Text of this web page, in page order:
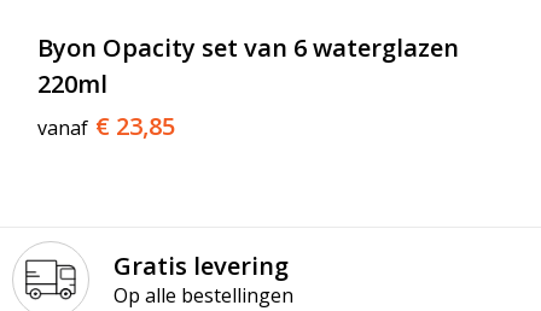
Byon Opacity set van 6 waterglazen
220ml
vanaf € 23,85
Gratis levering
Op alle bestellingen